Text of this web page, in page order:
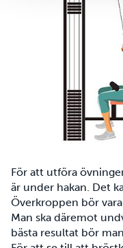
För att utföra
är under hakan. Det
Överkroppen bör
Man ska däremot
bästa resultat bör